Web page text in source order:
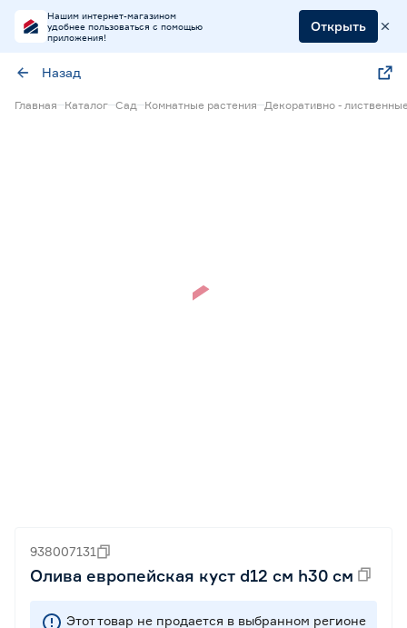
Нашим интернет-магазином
удобнее пользоваться с помощью
приложения!
Открыть
Назад
Главная Каталог Сад Комнатные растения Декоративно -
938007131
Олива европейская куст d12 см h30 см
Этот товар не продается в выбранном регионе